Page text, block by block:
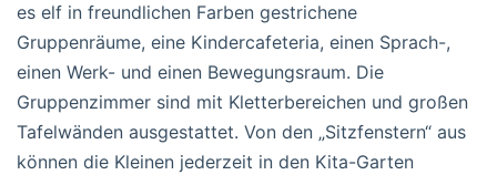
es elf in freundlichen Farben gestrichene
Gruppenräume, eine Kindercafeteria, einen Sprach-,
einen Werk- und einen Bewegungsraum. Die
Gruppenzimmer sind mit Kletterbereichen und großen
Tafelwänden ausgestattet. Von den „Sitzfenstern“ aus
können die Kleinen jederzeit in den Kita-Garten